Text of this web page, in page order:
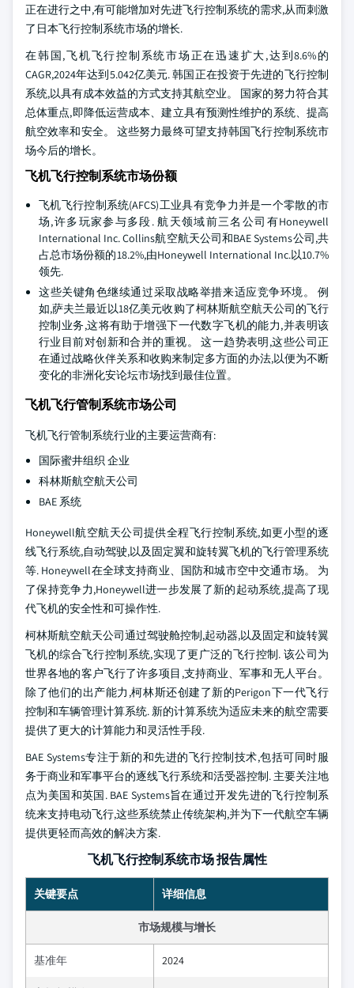
正在进行之中,有可能增加对先进飞行控制系统的需求,从而刺激
了日本飞行控制系统市场的增长.
在韩国,飞机飞行控制系统市场正在迅速扩大,达到8.6%的
CAGR,2024年达到5.042亿美元. 韩国正在投资于先进的飞行控制
系统,以具有成本效益的方式支持其航空业。 国家的努力符合其
总体重点,即降低运营成本、建立具有预测性维护的系统、提高
航空效率和安全。 这些努力最终可望支持韩国飞行控制系统市
场今后的增长。
飞机飞行控制系统市场份额
飞机飞行控制系统(AFCS)工业具有竞争力并是一个零散的市
场,许多玩家参与多段. 航天领域前三名公司有Honeywell
International Inc. Collins航空航天公司和BAE Systems公司,共
占总市场份额的18.2%,由Honeywell International Inc.以10.7%
领先.
这些关键角色继续通过采取战略举措来适应竞争环境。 例
如,萨夫兰最近以18亿美元收购了柯林斯航空航天公司的飞行
控制业务,这将有助于增强下一代数字飞机的能力,并表明该
行业目前对创新和合并的重视。 这一趋势表明,这些公司正
在通过战略伙伴关系和收购来制定多方面的办法,以便为不断
变化的非洲化安论坛市场找到最佳位置。
飞机飞行管制系统市场公司
飞机飞行管制系统行业的主要运营商有:
国际蜜井组织 企业
科林斯航空航天公司
BAE 系统
Honeywell航空航天公司提供全程飞行控制系统,如更小型的逐
线飞行系统,自动驾驶,以及固定翼和旋转翼飞机的飞行管理系统
等. Honeywell在全球支持商业、国防和城市空中交通市场。 为
了保持竞争力,Honeywell进一步发展了新的起动系统,提高了现
代飞机的安全性和可操作性.
柯林斯航空航天公司通过驾驶舱控制,起动器,以及固定和旋转翼
飞机的综合飞行控制系统,实现了更广泛的飞行控制. 该公司为
世界各地的客户飞行了许多项目,支持商业、军事和无人平台。
除了他们的出产能力,柯林斯还创建了新的Perigon下一代飞行
控制和车辆管理计算系统. 新的计算系统为适应未来的航空需要
提供了更大的计算能力和灵活性手段.
BAE Systems专注于新的和先进的飞行控制技术,包括可同时服
务于商业和军事平台的逐线飞行系统和活受器控制. 主要关注地
点为美国和英国. BAE Systems旨在通过开发先进的飞行控制系
统来支持电动飞行,这些系统禁止传统架构,并为下一代航空车辆
提供更轻而高效的解决方案.
飞机飞行控制系统市场 报告属性
关键要点 详细信息
市场规模与增长
基准年 2024